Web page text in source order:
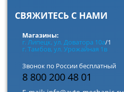
СВЯЖИТЕСЬ С НАМИ
Магазины:
г. Липецк, ул. Доватора 10а/1
г. Тамбов, ул. Урожайная 1в
Звонок по России бесплатный
8 800 200 48 01